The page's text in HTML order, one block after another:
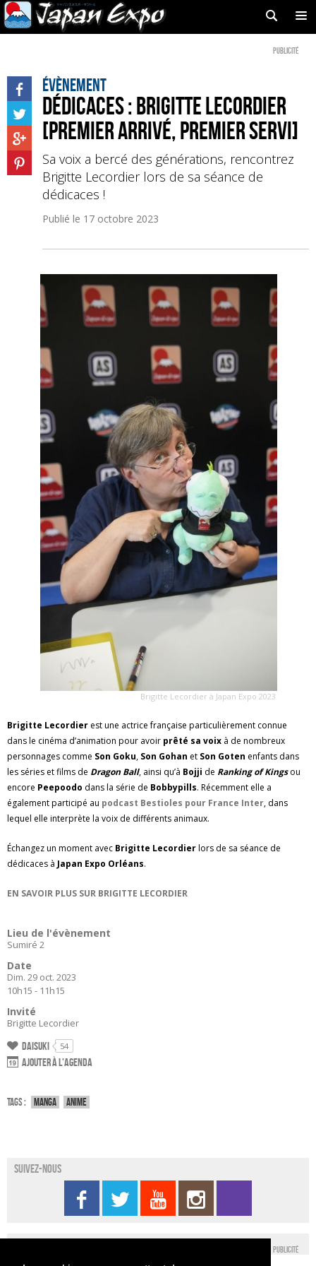
Publicité
Évènement
Dédicaces : Brigitte Lecordier
[Premier arrivé, premier servi]
Sa voix a bercé des générations, rencontrez
Brigitte Lecordier lors de sa séance de
dédicaces !
Publié le 17 octobre 2023
Brigitte Lecordier à Japan Expo 2023
Brigitte Lecordier est une actrice française particulièrement connue
dans le cinéma d’animation pour avoir prêté sa voix à de nombreux
personnages comme Son Goku, Son Gohan et Son Goten enfants dans
les séries et films de Dragon Ball, ainsi qu’à Bojji de Ranking of Kingsou
encore Peepoodo dans la série de Bobbypills. Récemment elle a
également participé au podcast Bestioles pour France Inter, dans
lequel elle interprète la voix de différents animaux.
Échangez un moment avec Brigitte Lecordierlors de sa séance de
dédicaces à Japan Expo Orléans.
EN SAVOIR PLUS SUR BRIGITTE LECORDIER
Lieu de l'évènement
Sumiré 2
Date
Dim. 29 oct. 2023
10h15 - 11h15
Invité
Brigitte Lecordier
Daisuki 54
Ajouter à l'agenda
Tags : Manga Anime
Suivez-nous
Publicité